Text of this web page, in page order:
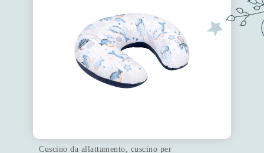
Cuscino da allattamento, cuscino per